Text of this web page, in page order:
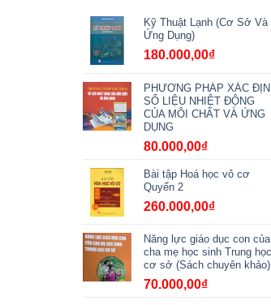
Kỹ Thuật Lạnh (Cơ Sở Và
Ứng Dụng)
180.000,00₫
PHƯƠNG PHÁP XÁC
SỐ LIỆU NHIỆT ĐỘNG
CỦA MÔI CHẤT VÀ ỨNG
DỤNG
80.000,00₫
Bài tập Hoá học vô cơ
Quyển 2
260.000,00₫
Năng lực giáo dục con của
cha mẹ học sinh Trung học
cơ sở (Sách chuyên khảo)
70.000,00₫